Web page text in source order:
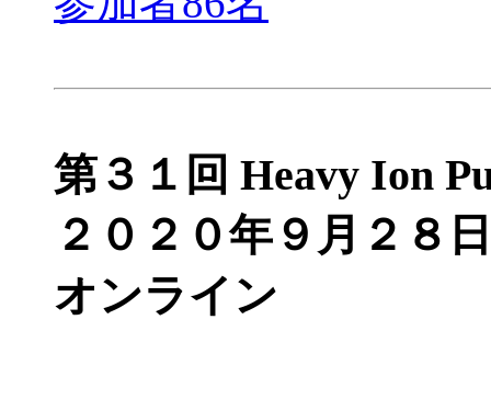
第３１回 Heavy Ion
２０２０年９月２８
オンライン